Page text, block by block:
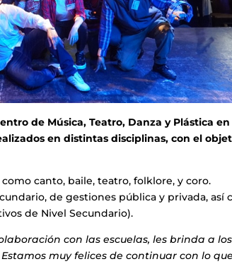
de Música, Teatro, Danza y Plástica en
en distintas disciplinas, con el
canto, baile, teatro, folklore, y coro.
de gestiones pública y privada, así
de Nivel Secundario).
con las escuelas, les brinda a los
muy felices de continuar con lo